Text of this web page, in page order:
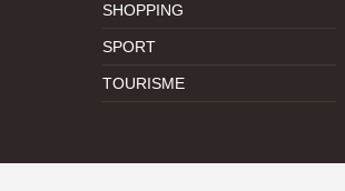
SHOPPING
SPORT
TOURISME